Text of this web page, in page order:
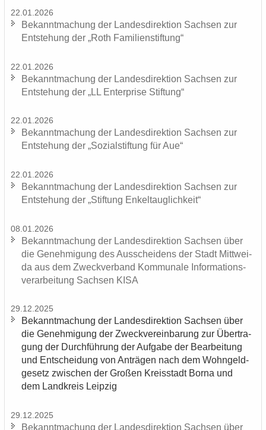
22.01.2026
Be­kannt­ma­chung der Lan­des­di­rek­ti­on Sach­sen zur
Ent­ste­hung der „Roth Fa­mi­li­en­stif­tung“
22.01.2026
Be­kannt­ma­chung der Lan­des­di­rek­ti­on Sach­sen zur
Ent­ste­hung der „LL En­ter­pri­se Stif­tung“
22.01.2026
Be­kannt­ma­chung der Lan­des­di­rek­ti­on Sach­sen zur
Ent­ste­hung der „So­zi­al­stif­tung für Aue“
22.01.2026
Be­kannt­ma­chung der Lan­des­di­rek­ti­on Sach­sen zur
Ent­ste­hung der „Stif­tung En­kel­taug­lich­keit“
08.01.2026
Be­kannt­ma­chung der Lan­des­di­rek­ti­on Sach­sen über
die Ge­neh­mi­gung des Aus­schei­dens der Stadt Mitt­wei­
da aus dem Zweck­ver­band Kom­mu­na­le In­for­ma­ti­ons­
ver­ar­bei­tung Sach­sen KISA
29.12.2025
Be­kannt­ma­chung der Lan­des­di­rek­ti­on Sach­sen über
die Ge­neh­mi­gung der Zweck­ver­ein­ba­rung zur Über­tra­
gung der Durch­füh­rung der Auf­ga­be der Be­ar­bei­tung
und Ent­schei­dung von An­trä­gen nach dem Wohn­geld­
ge­setz zwi­schen der Gro­ßen Kreis­stadt Borna und
dem Land­kreis Leip­zig
29.12.2025
Be­kannt­ma­chung der Lan­des­di­rek­ti­on Sach­sen über